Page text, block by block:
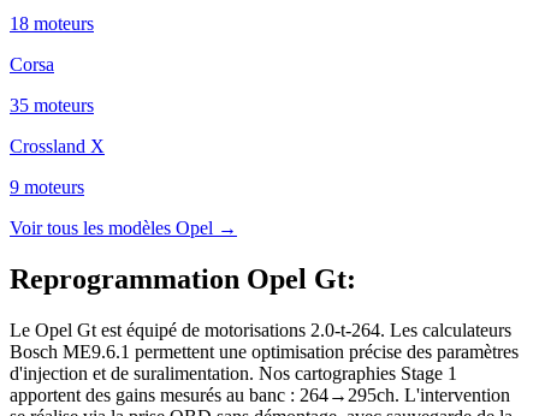
18 moteurs
Corsa
35 moteurs
Crossland X
9 moteurs
Voir tous les modèles Opel →
Reprogrammation Opel Gt:
Le Opel Gt est équipé de motorisations 2.0-t-264. Les calculateurs
Bosch ME9.6.1 permettent une optimisation précise des paramètres
d'injection et de suralimentation. Nos cartographies Stage 1
apportent des gains mesurés au banc : 264→295ch. L'intervention